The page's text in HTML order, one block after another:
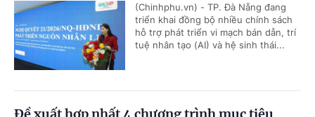
(Chinhphu.vn) - TP. Đà Nẵng đang
triển khai đồng bộ nhiều chính sách
hỗ trợ phát triển vi mạch bán dẫn, trí
tuệ nhân tạo (AI) và hệ sinh thái...
Đề xuất hợp nhất 4 chương trình mục tiêu